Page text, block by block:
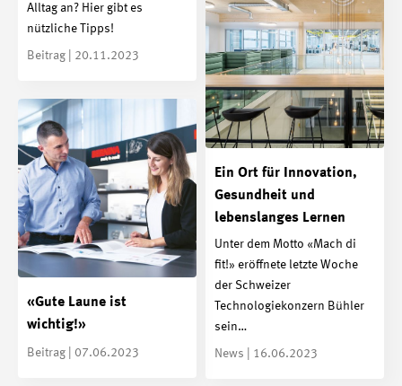
Alltag an? Hier gibt es
nützliche Tipps!
Beitrag | 20.11.2023
Ein Ort für Innovation,
Gesundheit und
lebenslanges Lernen
Unter dem Motto «Mach di
fit!» eröffnete letzte Woche
der Schweizer
Technologiekonzern Bühler
sein…
News | 16.06.2023
«Gute Laune ist
wichtig!»
Beitrag | 07.06.2023